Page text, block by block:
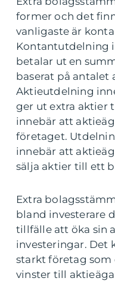
former och det
vanligaste är
Kontantutdelning
betalar ut en
baserat på antalet
Aktieutdelning
ger ut extra aktier
innebär att
företaget.
innebär att
sälja aktier till ett
Extra
bland investerare
tillfälle att öka sin
investeringar. Det
starkt företag som
vinster till